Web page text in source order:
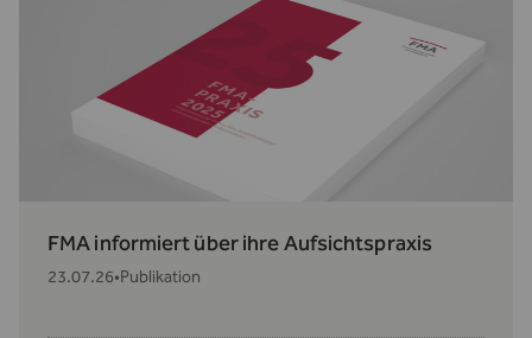
FMA informiert über ihre Aufsichtspraxis
23.07.26•Publikation